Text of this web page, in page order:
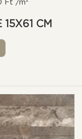
Ft /m²
CM